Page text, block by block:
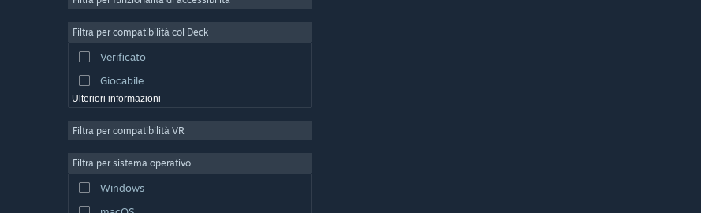
Produzione di video
Fotoritocco
Filtra per compatibilità col Deck
Verificato
Giocabile
Ulteriori informazioni
Filtra per compatibilità VR
Filtra per sistema operativo
Windows